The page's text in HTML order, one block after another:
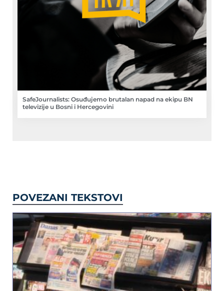
SafeJournalists: Osuđujemo brutalan napad na ekipu BN
televizije u Bosni i Hercegovini
POVEZANI TEKSTOVI